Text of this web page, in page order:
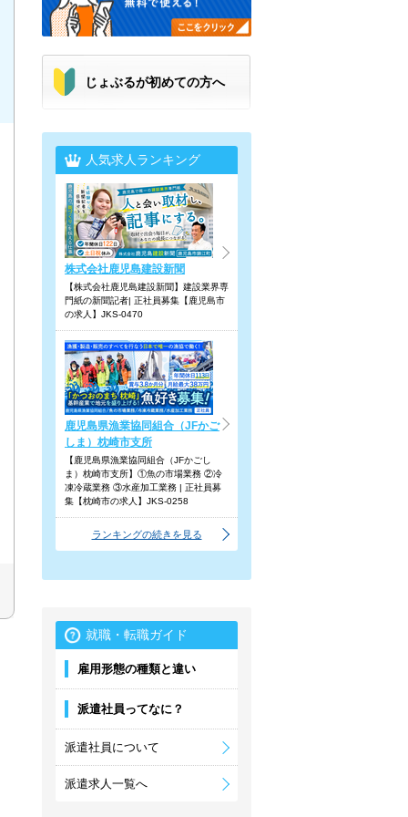
じょぶるが初めての方へ
人気求人ランキング
株式会社鹿児島建設新聞
【株式会社鹿児島建設新聞】建設業界専
門紙の新聞記者| 正社員募集【鹿児島市
の求人】JKS-0470
鹿児島県漁業協同組合（JFかご
しま）枕崎市支所
【鹿児島県漁業協同組合（JFかごし
ま）枕崎市支所】①魚の市場業務 ②冷
凍冷蔵業務 ③水産加工業務 | 正社員募
集【枕崎市の求人】JKS-0258
ランキングの続きを見る
就職・転職ガイド
雇用形態の種類と違い
派遣社員ってなに？
派遣社員について
派遣求人一覧へ